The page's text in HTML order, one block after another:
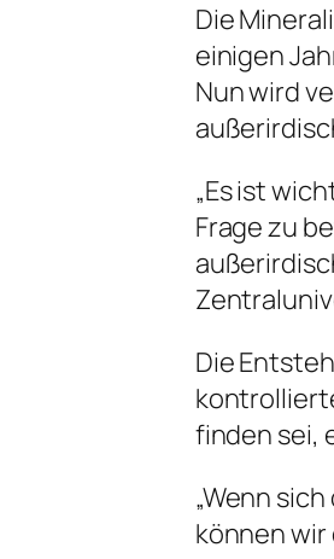
Die
einigen
Nun wird
„Es ist
Frage zu
Die
finden sei,
„Wenn
können